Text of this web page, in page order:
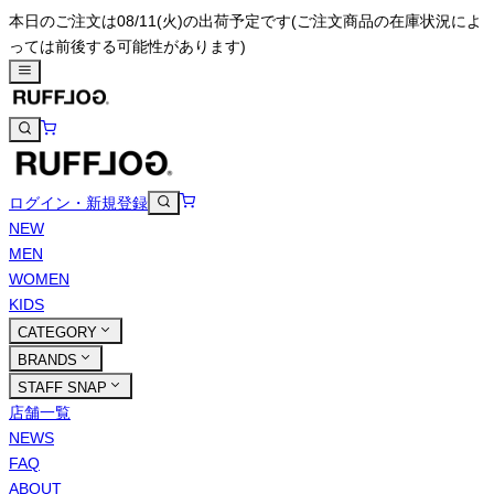
本日のご注文は08/11(火)の出荷予定です(ご注文商品の在庫状況によ
っては前後する可能性があります)
ログイン・新規登録
NEW
MEN
WOMEN
KIDS
CATEGORY
BRANDS
STAFF SNAP
店舗一覧
NEWS
FAQ
ABOUT